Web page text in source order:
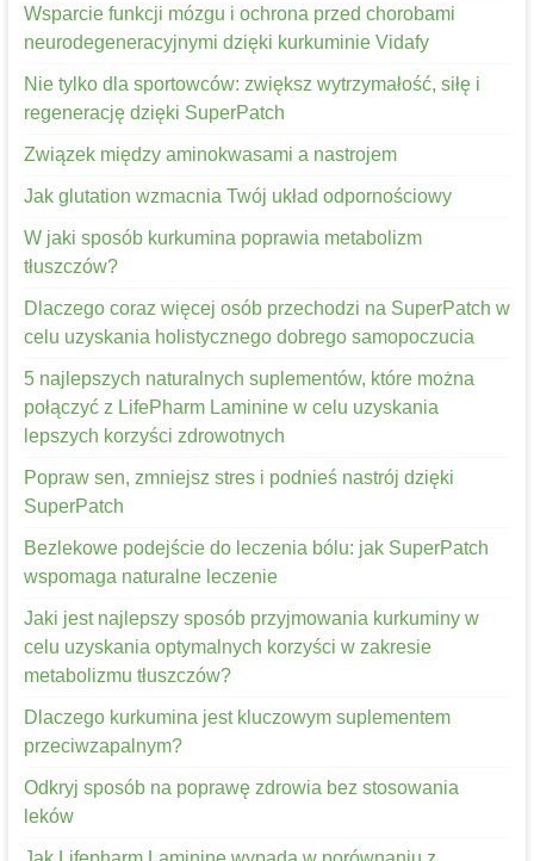
Wsparcie funkcji mózgu i ochrona przed chorobami
neurodegeneracyjnymi dzięki kurkuminie Vidafy
Nie tylko dla sportowców: zwiększ wytrzymałość, siłę i
regenerację dzięki SuperPatch
Związek między aminokwasami a nastrojem
Jak glutation wzmacnia Twój układ odpornościowy
W jaki sposób kurkumina poprawia metabolizm
tłuszczów?
Dlaczego coraz więcej osób przechodzi na SuperPatch w
celu uzyskania holistycznego dobrego samopoczucia
5 najlepszych naturalnych suplementów, które można
połączyć z LifePharm Laminine w celu uzyskania
lepszych korzyści zdrowotnych
Popraw sen, zmniejsz stres i podnieś nastrój dzięki
SuperPatch
Bezlekowe podejście do leczenia bólu: jak SuperPatch
wspomaga naturalne leczenie
Jaki jest najlepszy sposób przyjmowania kurkuminy w
celu uzyskania optymalnych korzyści w zakresie
metabolizmu tłuszczów?
Dlaczego kurkumina jest kluczowym suplementem
przeciwzapalnym?
Odkryj sposób na poprawę zdrowia bez stosowania
leków